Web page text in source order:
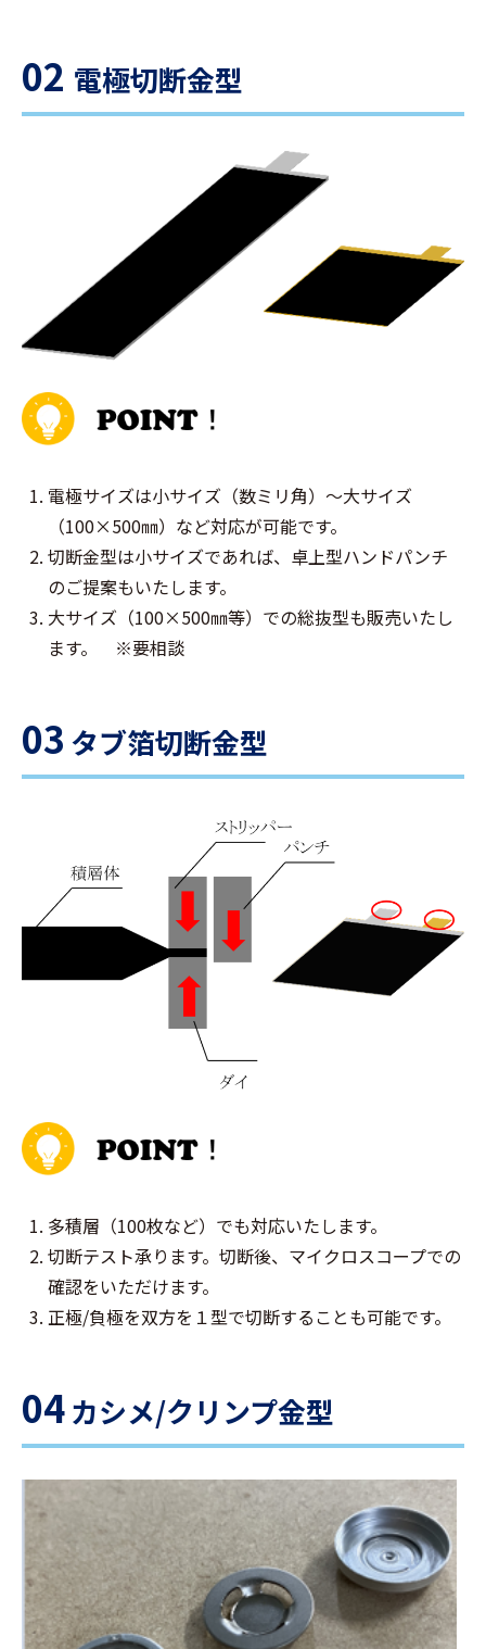
02 電極切断金型
電極サイズは小サイズ（数ミリ角）～大サイズ
（100×500㎜）など対応が可能です。
切断金型は小サイズであれば、卓上型ハンドパンチ
のご提案もいたします。
大サイズ（100×500㎜等）での総抜型も販売いたし
ます。 ※要相談
03 タブ箔切断金型
多積層（100枚など）でも対応いたします。
切断テスト承ります。切断後、マイクロスコープでの
確認をいただけます。
正極/負極を双方を１型で切断することも可能です。
04カシメ/クリンプ金型